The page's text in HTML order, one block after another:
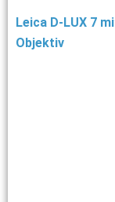
Leica D-LUX 7
Objektiv